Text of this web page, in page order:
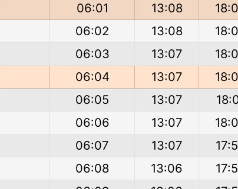
06:01 13:08
06:02 13:08
06:03 13:07
06:04 13:07
06:05 13:07
06:06 13:07
06:07 13:07
06:08 13:06